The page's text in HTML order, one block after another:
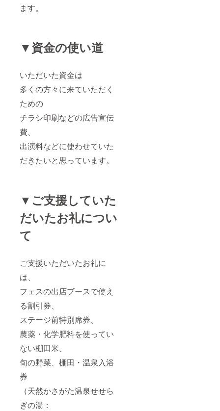
ます。
▼資金の使い道
いただいた資金は
多くの方々に来ていただく
ための
チラシ印刷などの広告宣伝
費、
出演料などに使わせていた
だきたいと思っています。
▼ご支援していた
だいたお礼につい
て
ご支援いただいたお礼に
は、
フェスの出店ブースで使え
る割引券、
ステージ前特別席券、
農薬・化学肥料を使ってい
ない棚田米、
旬の野菜、棚田・温泉入浴
券
（天然かさがた温泉せせら
ぎの湯：